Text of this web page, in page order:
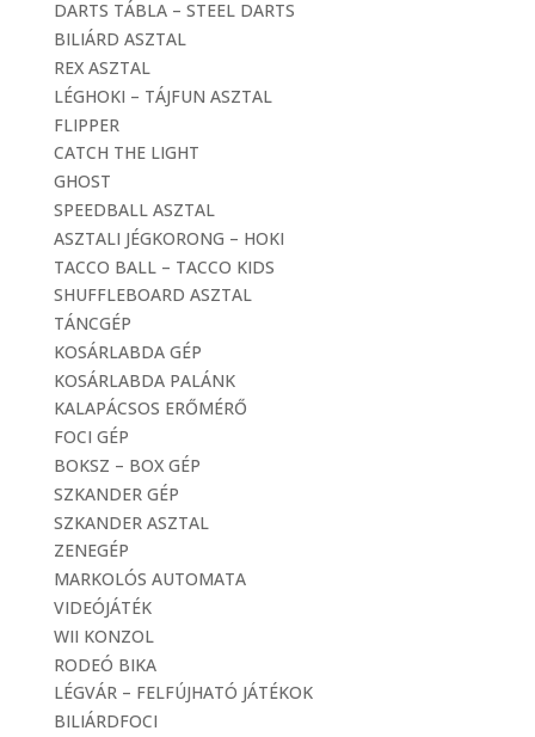
DARTS TÁBLA – STEEL DARTS
BILIÁRD ASZTAL
REX ASZTAL
LÉGHOKI – TÁJFUN ASZTAL
FLIPPER
CATCH THE LIGHT
GHOST
SPEEDBALL ASZTAL
ASZTALI JÉGKORONG – HOKI
TACCO BALL – TACCO KIDS
SHUFFLEBOARD ASZTAL
TÁNCGÉP
KOSÁRLABDA GÉP
KOSÁRLABDA PALÁNK
KALAPÁCSOS ERŐMÉRŐ
FOCI GÉP
BOKSZ – BOX GÉP
SZKANDER GÉP
SZKANDER ASZTAL
ZENEGÉP
MARKOLÓS AUTOMATA
VIDEÓJÁTÉK
WII KONZOL
RODEÓ BIKA
LÉGVÁR – FELFÚJHATÓ JÁTÉKOK
BILIÁRDFOCI